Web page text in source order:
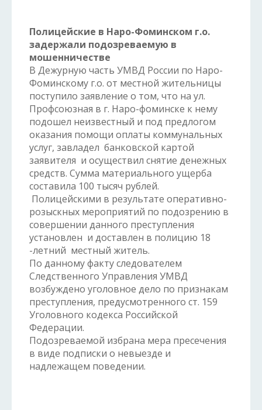
Полицейские в Наро-Фоминском г.о.
задержали подозреваемую в
мошенничестве
В Дежурную часть УМВД России по Наро-
Фоминскому г.о. от местной жительницы
поступило заявление о том, что на ул.
Профсоюзная в г. Наро-фоминске к нему
подошел неизвестный и под предлогом
оказания помощи оплаты коммунальных
услуг, завладел банковской картой
заявителя и осуществил снятие денежных
средств. Сумма материального ущерба
составила 100 тысяч рублей.
Полицейскими в результате оперативно-
розыскных мероприятий по подозрению в
совершении данного преступления
установлен и доставлен в полицию 18
-летний местный житель.
По данному факту следователем
Следственного Управления УМВД
возбуждено уголовное дело по признакам
преступления, предусмотренного ст. 159
Уголовного кодекса Российской
Федерации.
Подозреваемой избрана мера пресечения
в виде подписки о невыезде и
надлежащем поведении.